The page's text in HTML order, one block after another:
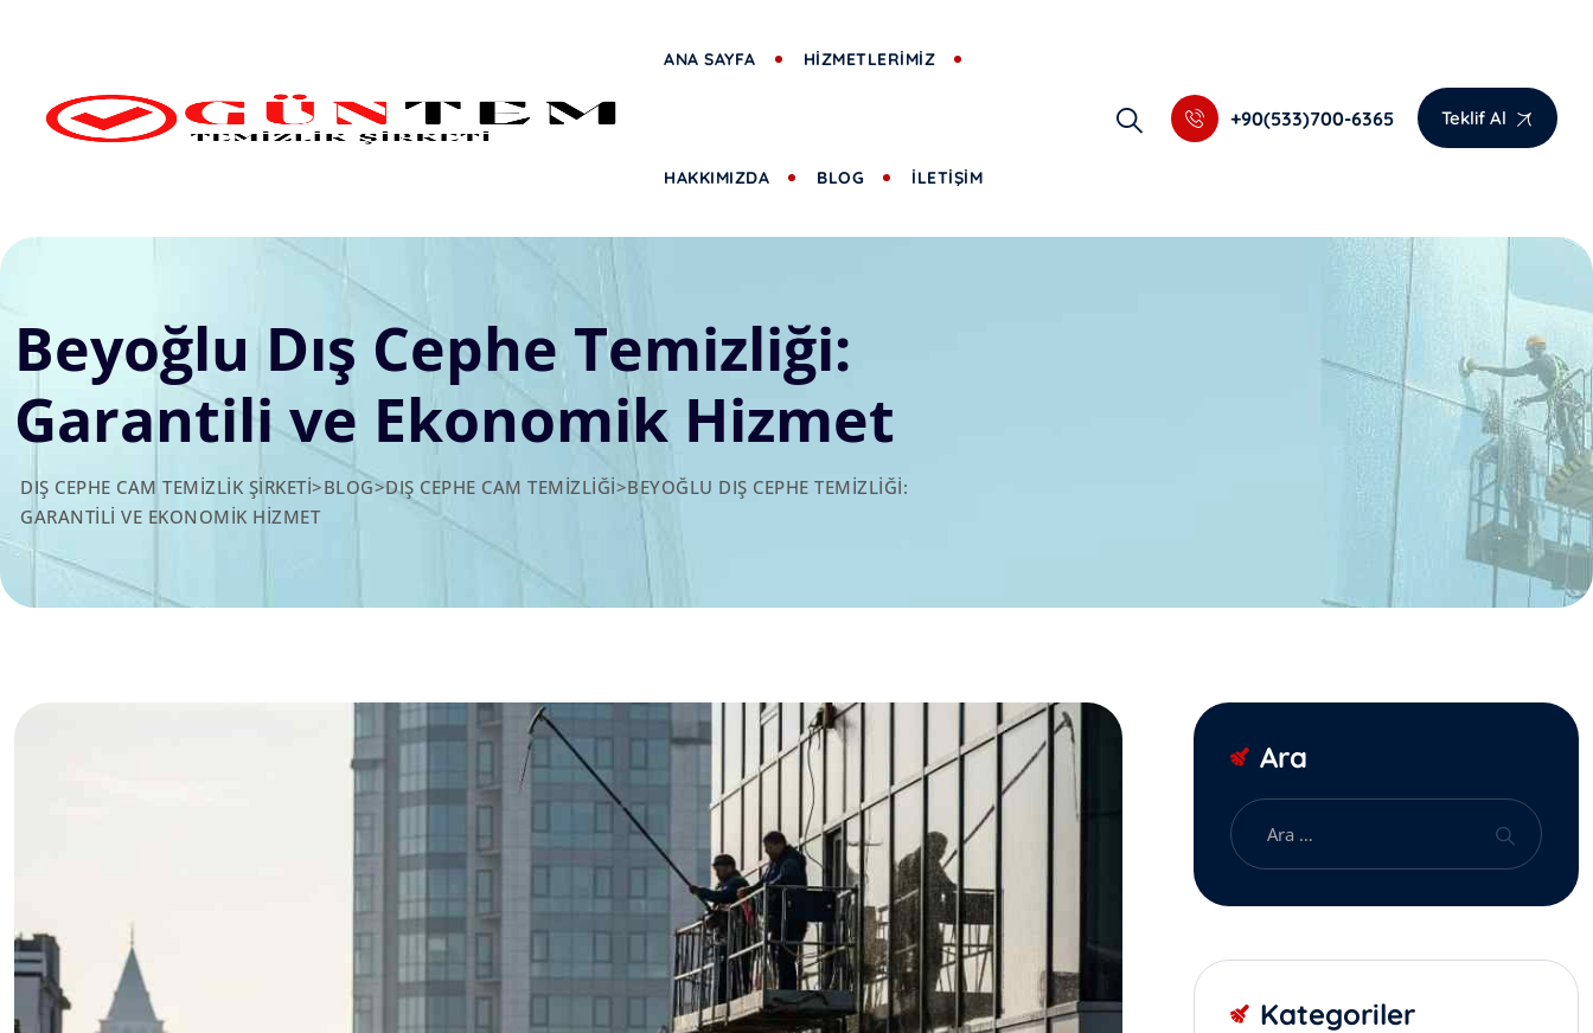
ANA SAYFA HİZMETLERİMİZ
HAKKIMIZDA BLOG İLETİŞİM
+90(533)700-6365 Teklif Al
Beyoğlu Dış Cephe Temizliği:
Garantili ve Ekonomik Hizmet
DIŞ CEPHE CAM TEMIZLIK ŞIRKETI>BLOG>DIŞ CEPHE CAM TEMIZLIĞI>BEYOĞLU DIŞ CEPHE TEMIZLIĞI:
GARANTILI VE EKONOMIK HIZMET
Ara
Kategoriler